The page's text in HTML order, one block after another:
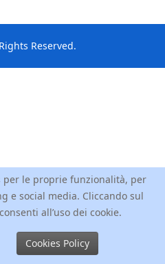
Reserved.
per le proprie funzionalità, per
e social media. Cliccando sul
all’uso dei cookie.
Cookies Policy